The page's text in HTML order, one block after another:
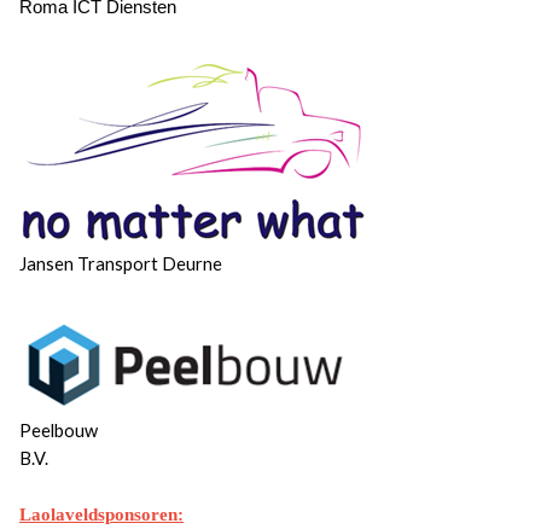
Roma ICT Diensten
Jansen Transport Deurne
Peelbouw
B.V.
Laolaveldsponsoren: